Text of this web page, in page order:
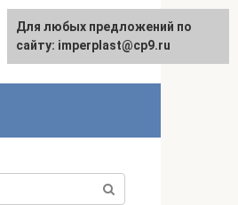
Для любых предложений по
сайту: imperplast@cp9.ru